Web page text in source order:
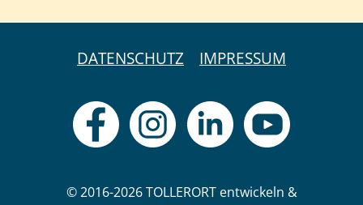
DATENSCHUTZ IMPRESSUM
© 2016-2026 TOLLERORT entwickeln &